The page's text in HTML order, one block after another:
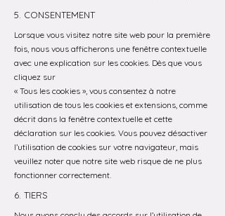
5. CONSENTEMENT
Lorsque vous visitez notre site web pour la première
fois, nous vous afficherons une fenêtre contextuelle
avec une explication sur les cookies. Dès que vous
cliquez sur
« Tous les cookies », vous consentez à notre
utilisation de tous les cookies et extensions, comme
décrit dans la fenêtre contextuelle et cette
déclaration sur les cookies. Vous pouvez désactiver
l’utilisation de cookies sur votre navigateur, mais
veuillez noter que notre site web risque de ne plus
fonctionner correctement.
6. TIERS